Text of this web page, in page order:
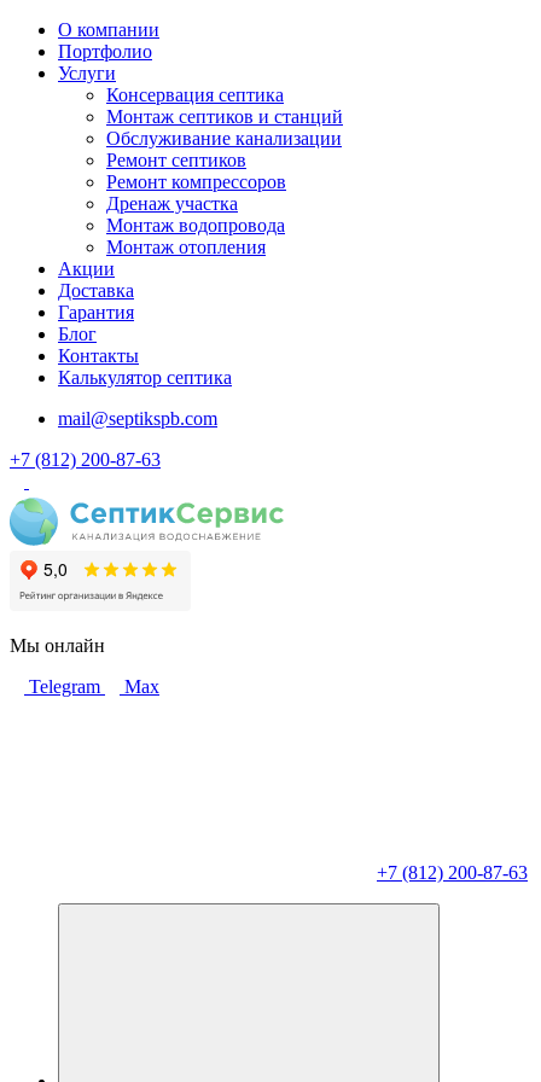
О компании
Портфолио
Услуги
Консервация септика
Монтаж септиков и станций
Обслуживание канализации
Ремонт септиков
Ремонт компрессоров
Дренаж участка
Монтаж водопровода
Монтаж отопления
Акции
Доставка
Гарантия
Блог
Контакты
Калькулятор септика
mail@septikspb.com
+7 (812) 200-87-63
Мы онлайн
Telegram
Max
+7 (812) 200-87-63